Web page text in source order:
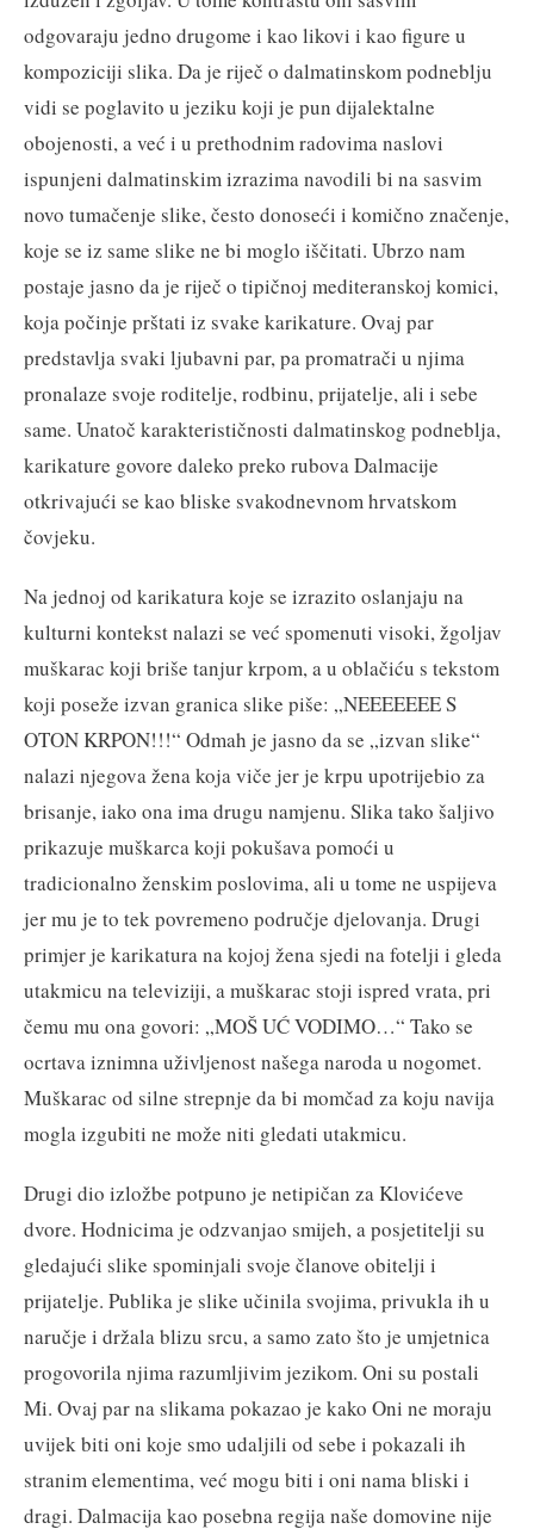
odgovaraju jedno drugome i kao likovi i kao figure u
kompoziciji slika. Da je riječ o dalmatinskom podneblju
vidi se poglavito u jeziku koji je pun dijalektalne
obojenosti, a već i u prethodnim radovima naslovi
ispunjeni dalmatinskim izrazima navodili bi na sasvim
novo tumačenje slike, često donoseći i komično značenje,
koje se iz same slike ne bi moglo iščitati. Ubrzo nam
postaje jasno da je riječ o tipičnoj mediteranskoj komici,
koja počinje prštati iz svake karikature. Ovaj par
predstavlja svaki ljubavni par, pa promatrači u njima
pronalaze svoje roditelje, rodbinu, prijatelje, ali i sebe
same. Unatoč karakterističnosti dalmatinskog podneblja,
karikature govore daleko preko rubova Dalmacije
otkrivajući se kao bliske svakodnevnom hrvatskom
čovjeku.
Na jednoj od karikatura koje se izrazito oslanjaju na
kulturni kontekst nalazi se već spomenuti visoki, žgoljav
muškarac koji briše tanjur krpom, a u oblačiću s tekstom
koji poseže izvan granica slike piše: „NEEEEEEE S
OTON KRPON!!!“ Odmah je jasno da se „izvan slike“
nalazi njegova žena koja viče jer je krpu upotrijebio za
brisanje, iako ona ima drugu namjenu. Slika tako šaljivo
prikazuje muškarca koji pokušava pomoći u
tradicionalno ženskim poslovima, ali u tome ne uspijeva
jer mu je to tek povremeno područje djelovanja. Drugi
primjer je karikatura na kojoj žena sjedi na fotelji i gleda
utakmicu na televiziji, a muškarac stoji ispred vrata, pri
čemu mu ona govori: „MOŠ UĆ VODIMO…“ Tako se
ocrtava iznimna uživljenost našega naroda u nogomet.
Muškarac od silne strepnje da bi momčad za koju navija
mogla izgubiti ne može niti gledati utakmicu.
Drugi dio izložbe potpuno je netipičan za Klovićeve
dvore. Hodnicima je odzvanjao smijeh, a posjetitelji su
gledajući slike spominjali svoje članove obitelji i
prijatelje. Publika je slike učinila svojima, privukla ih u
naručje i držala blizu srcu, a samo zato što je umjetnica
progovorila njima razumljivim jezikom. Oni su postali
Mi. Ovaj par na slikama pokazao je kako Oni ne moraju
uvijek biti oni koje smo udaljili od sebe i pokazali ih
stranim elementima, već mogu biti i oni nama bliski i
dragi. Dalmacija kao posebna regija naše domovine nije